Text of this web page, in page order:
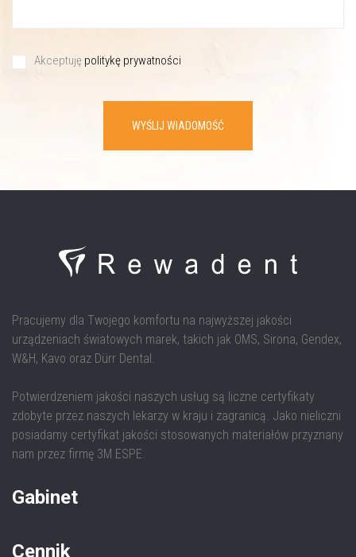
Akceptuję politykę prywatności
WYŚLIJ WIADOMOŚĆ
Pracujemy dla Twojego komfortu na najwyższej jakości
urządzeniach światowych marek, takich jak OMS, Sirona, Gendex,
W&H, Kavo oraz Dürr Dental.
Potwierdzeniem jakości naszych usług są liczne certyfikaty
zdobyte przez naszych lekarzy w kraju i zagranicą. Jako nieliczni
posiadamy certyfikat jakości stosowanych materiałów przyznany
nam przez firmę 3M ESPE.
Gabinet
Cennik